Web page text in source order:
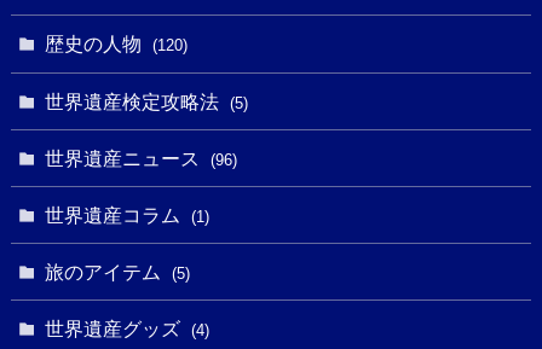
(5)
(4)
(13)
(2)
(6)
(1)
(27)
(10)(9)
(3)
歴史の人物 (120)
世界遺産検定攻略法 (5)
世界遺産ニュース (96)
世界遺産コラム (1)
旅のアイテム (5)
世界遺産グッズ (4)